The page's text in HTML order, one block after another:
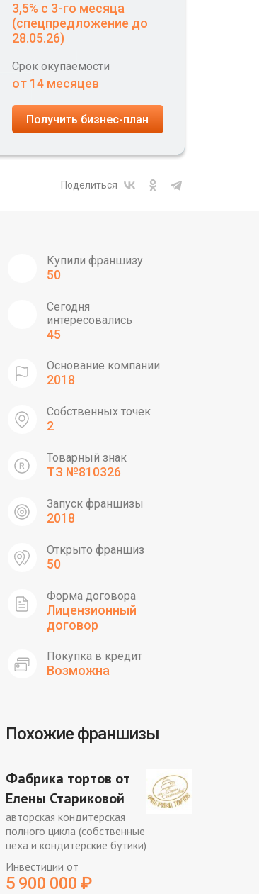
3,5% с 3-го месяца
(спецпредложение до
28.05.26)
Срок окупаемости
от 14 месяцев
Получить бизнес-план
Поделиться
Купили франшизу
50
Сегодня
интересовались
45
Основание компании
2018
Собственных точек
2
Товарный знак
ТЗ №810326
Запуск франшизы
2018
Открыто франшиз
50
Форма договора
Лицензионный
договор
Покупка в кредит
Возможна
Похожие франшизы
Фабрика тортов от
Елены Стариковой
авторская кондитерская
полного цикла (собственные
цеха и кондитерские бутики)
Инвестиции от
5 900 000 ₽